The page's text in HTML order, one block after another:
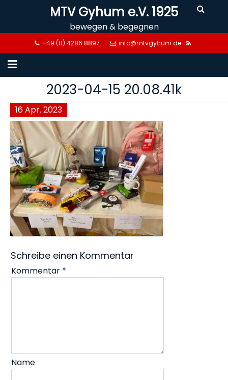
MTV Gyhum e.V. 1925
bewegen & begegnen
+49 (0) 4286 8897 info@mtvgyhum.de
2023-04-15 20.08.41k
16Apr.2023
Schreibe einen Kommentar
Kommentar *
Name